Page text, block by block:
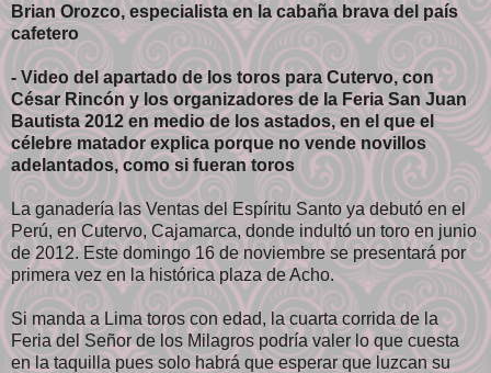
Brian Orozco, especialista en la cabaña brava del país
cafetero
- Video del apartado de los toros para Cutervo, con
César Rincón y los organizadores de la Feria San Juan
Bautista 2012 en medio de los astados, en el que el
célebre matador explica porque no vende novillos
adelantados, como si fueran toros
La ganadería las Ventas del Espíritu Santo ya debutó en el
Perú, en Cutervo, Cajamarca, donde indultó un toro en junio
de 2012. Este domingo 16 de noviembre se presentará por
primera vez en la histórica plaza de Acho.
Si manda a Lima toros con edad, la cuarta corrida de la
Feria del Señor de los Milagros podría valer lo que cuesta
en la taquilla pues solo habrá que esperar que luzcan su